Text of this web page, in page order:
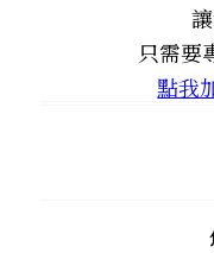
只需要
點我